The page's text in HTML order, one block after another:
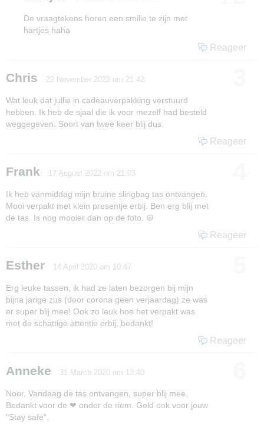
De vraagtekens horen een smilie te zijn met
hartjes haha
Reageer
Chris 22 November 2022 om 21:42
Wat leuk dat jullie in cadeauverpakking verstuurd
hebben. Ik heb de sjaal die ik voor mezelf had besteld
weggegeven. Soort van twee keer blij dus.
Reageer
Frank 17 August 2022 om 21:03
Ik heb vanmiddag mijn bruine slingbag tas ontvangen.
Mooi verpakt met klein presentje erbij. Ben erg blij met
de tas. Is nog mooier dan op de foto. ☮️
Reageer
Esther 14 April 2020 om 10:47
Erg leuke tassen, ik had ze laten bezorgen bij mijn
bijna jarige zus (door corona geen verjaardag) ze was
er super blij mee! Ook zo leuk hoe het verpakt was
met de schattige attentie erbij, bedankt!
Reageer
Anneke 31 March 2020 om 13:40
Noor, Vandaag de tas ontvangen, super blij mee.
Bedankt voor de ❤ onder de riem. Geld ook voor jouw
"Stay safe".